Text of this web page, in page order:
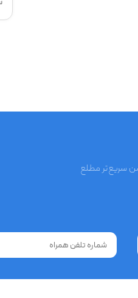
سریع‌تر مطلع